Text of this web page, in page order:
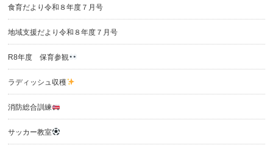
食育だより令和８年度７月号
地域支援だより令和８年度７月号
R8年度 保育参観
ラディッシュ収穫
消防総合訓練
サッカー教室